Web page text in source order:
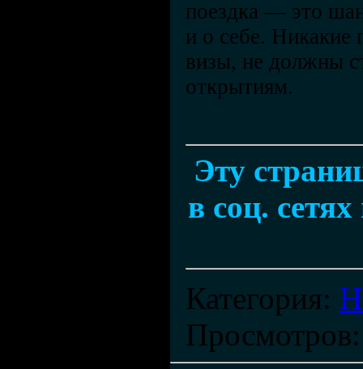
поездка — это
и о себе. Никакие
визы, не должны
открытиям.
Эту
в соц.
Категория:
Просмотров